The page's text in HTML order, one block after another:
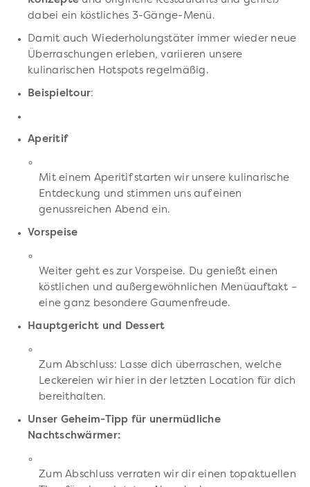
dabei ein köstliches 3-Gänge-Menü.
Damit auch Wiederholungstäter immer wieder neue
Überraschungen erleben, variieren unsere
kulinarischen Hotspots regelmäßig.
Beispieltour:
Aperitif
Mit einem Aperitif starten wir unsere kulinarische
Entdeckung und stimmen uns auf einen
genussreichen Abend ein.
Vorspeise
Weiter geht es zur Vorspeise. Du genießt einen
köstlichen und außergewöhnlichen Menüauftakt –
eine ganz besondere Gaumenfreude.
Hauptgericht und Dessert
Zum Abschluss: Lasse dich überraschen, welche
Leckereien wir hier in der letzten Location für dich
bereithalten.
Unser Geheim-Tipp für unermüdliche
Nachtschwärmer:
Zum Abschluss verraten wir dir einen topaktuellen